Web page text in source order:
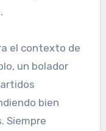
el contexto de
un bolador
bien
Siempre